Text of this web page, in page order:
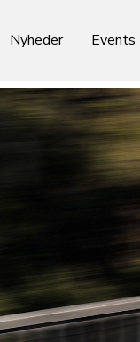
Nyheder Events